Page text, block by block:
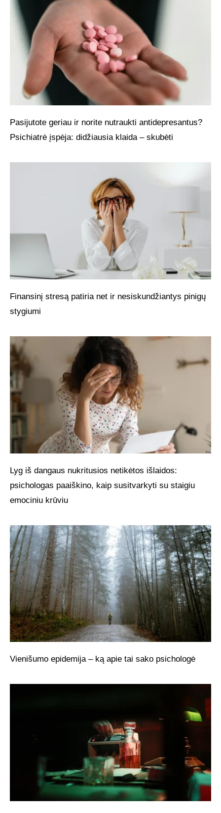
Pasijutote geriau ir norite nutraukti antidepresantus?
Psichiatrė įspėja: didžiausia klaida – skubėti
Finansinį stresą patiria net ir nesiskundžiantys pinigų
stygiumi
Lyg iš dangaus nukritusios netikėtos išlaidos:
psichologas paaiškino, kaip susitvarkyti su staigiu
emociniu krūviu
Vienišumo epidemija – ką apie tai sako psichologė